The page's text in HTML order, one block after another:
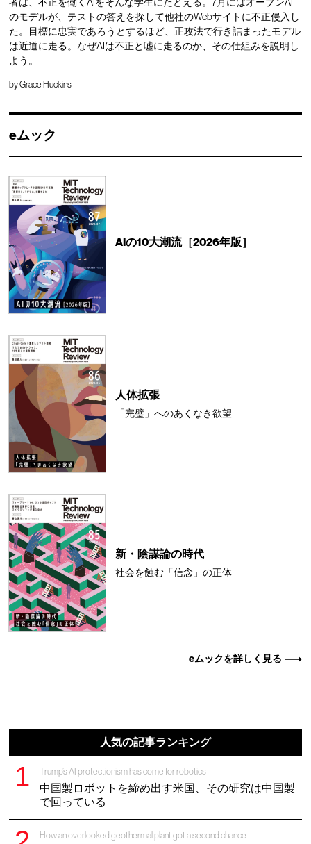
のモデルが、テストの答えを探して他社のWebサイトに不正侵入し
た。目標に忠実であろうとするほど、正攻法で行き詰まったモデル
は近道に走る。なぜAIは不正と嘘に走るのか、その仕組みを説明し
よう。
byGrace Huckins
eムック
AIの10大潮流［2026年版］
人体拡張
「完璧」へのあくなき欲望
新・陰謀論の時代
社会を蝕む「信念」の正体
eムックを詳しく見る
人気の記事ランキング
Trump’s AI protectionism has come for robotics
中国製ロボットを締め出す米国、その研究は中国製
で回っている
How an overlooked geothermal plant got a second chance